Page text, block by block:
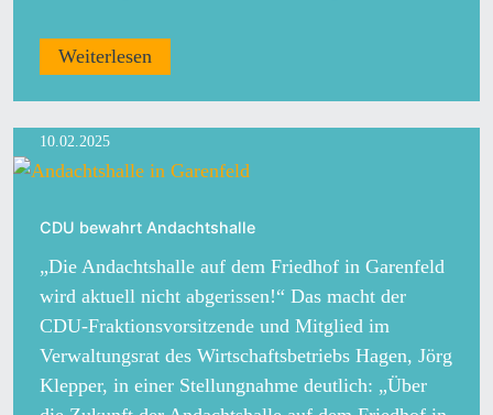
Weiterlesen
10.02.2025
CDU bewahrt Andachtshalle
„Die Andachtshalle auf dem Friedhof in Garenfeld
wird aktuell nicht abgerissen!“ Das macht der
CDU-Fraktionsvorsitzende und Mitglied im
Verwaltungsrat des Wirtschaftsbetriebs Hagen, Jörg
Klepper, in einer Stellungnahme deutlich: „Über